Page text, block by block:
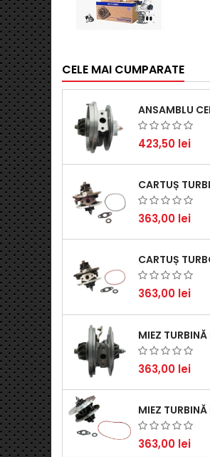
CELE MAI CUMPARATE
423,50 lei
363,00 lei
363,00 lei
363,00 lei
363,00 lei